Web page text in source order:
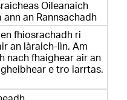
Oileanaich
ann an Rannsachadh
fhiosrachadh ri
an làraich-lìn. Am
nach fhaighear air an
e tro iarrtas.